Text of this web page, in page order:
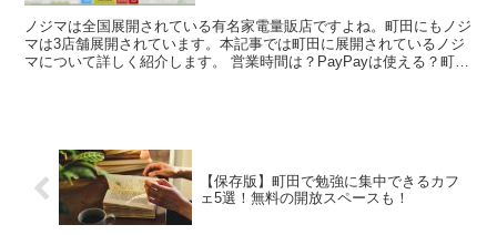
ノジマは全国展開されている有名家電量販店ですよね。町田にもノジ
マは3店舗展開されています。本記事では町田に展開されているノジ
マについて詳しく紹介します。 営業時間は？PayPayは使える？町田
【保存版】町田で勉強に集中できるカフ
ェ5選！無料の開放スペースも！